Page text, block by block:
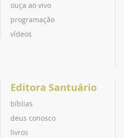
ouça ao vivo
programação
vídeos
Editora Santuário
bíblias
deus conosco
livros